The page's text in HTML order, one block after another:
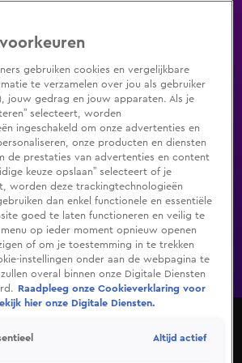
programma's Zenders Genres
TV inlogShop
Programma's De Bondgenoten
Shop
gebruiken cookies en vergelijkbare
te verzamelen over jou als gebruiker
jouw gedrag en jouw apparaten. Als je
selecteert, worden
ingeschakeld om onze advertenties en
onze producten en diensten
de prestaties van advertenties en content
keuze opslaan” selecteert of je
worden deze trackingtechnologieën
dan enkel functionele en essentiële
goed te laten functioneren en veilig te
op ieder moment opnieuw openen
of om je toestemming in te trekken
instellingen onder aan de webpagina te
overal binnen onze Digitale Diensten
Raadpleeg onze Cookieverklaring voor
hier onze Digitale Diensten.
Altijd actief